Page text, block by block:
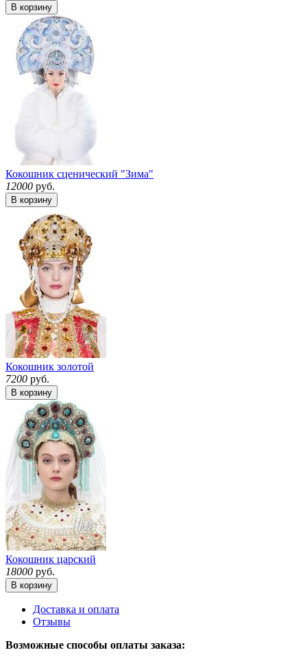
В корзину
Кокошник сценический "Зима"
12000 руб.
В корзину
Кокошник золотой
7200 руб.
В корзину
Кокошник царский
18000 руб.
В корзину
Доставка и оплата
Отзывы
Возможные способы оплаты заказа: